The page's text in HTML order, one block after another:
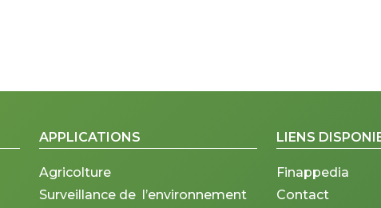
APPLICATIONS
Agricolture
Surveillance de l’environnement
LIENS
Finappedia
Contact